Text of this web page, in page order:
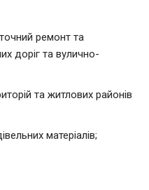
ремонт та
доріг та вулично-
та житлових районів
матеріалів;